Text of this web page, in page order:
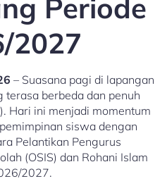
Periode
2027
– Suasana pagi di lapangan
terasa berbeda dan penuh
Hari ini menjadi momentum
siswa dengan
Pelantikan Pengurus
(OSIS) dan Rohani Islam
2027.